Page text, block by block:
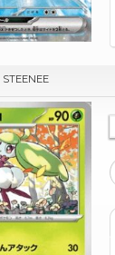
STEENEE